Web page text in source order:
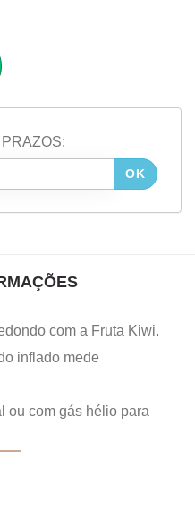
OK
com a Fruta Kiwi.
inflado mede
ou com gás hélio para